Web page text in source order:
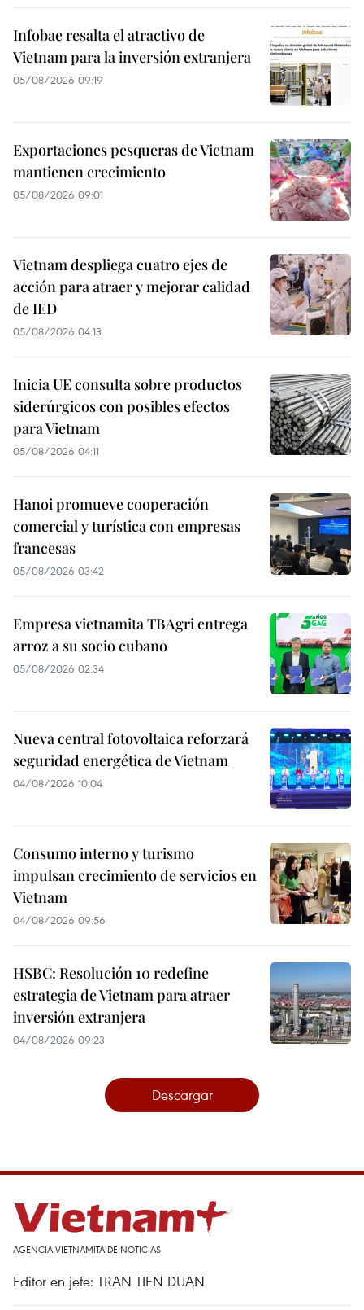
Infobae resalta el atractivo de
Vietnam para la inversión extranjera
05/08/2026 09:19
Exportaciones pesqueras de Vietnam
mantienen crecimiento
05/08/2026 09:01
Vietnam despliega cuatro ejes de
acción para atraer y mejorar calidad
de IED
05/08/2026 04:13
Inicia UE consulta sobre productos
siderúrgicos con posibles efectos
para Vietnam
05/08/2026 04:11
Hanoi promueve cooperación
comercial y turística con empresas
francesas
05/08/2026 03:42
Empresa vietnamita TBAgri entrega
arroz a su socio cubano
05/08/2026 02:34
Nueva central fotovoltaica reforzará
seguridad energética de Vietnam
04/08/2026 10:04
Consumo interno y turismo
impulsan crecimiento de servicios en
Vietnam
04/08/2026 09:56
HSBC: Resolución 10 redefine
estrategia de Vietnam para atraer
inversión extranjera
04/08/2026 09:23
Descargar
AGENCIA VIETNAMITA DE NOTICIAS
Editor en jefe: TRAN TIEN DUAN